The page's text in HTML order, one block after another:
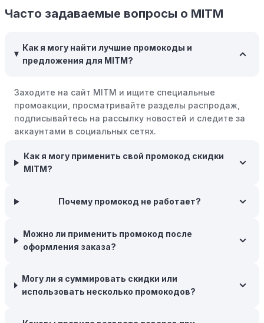
покупках. Накапливайте баллы и обменивайте их на
Совершать покупки во время распродаж:
Следите за
крупными распродажами, такими как "черная
розничные компании часто предлагают значительные
скидки.
Бросьте корзину:Если Вы не торопитесь с покупкой,
два. В некоторых случаях существует большая
вероятность того, что интернет-магазины, включая
время межсезонных распродаж, когда магазины
предлагают большие скидки, чтобы освободить
складские запасы. Планируйте заранее и покупайте
продаже.
Часто задаваемые вопросы о MITM
Как я могу найти лучшие промокоды и
предложения для MITM?
Заходите на сайт MITM и ищите специальные
промоакции, просматривайте разделы распродаж,
подписывайтесь на рассылку новостей и следите за
аккаунтами в социальных сетях.
Как я могу применить свой промокод скидки
MITM?
Почему промокод не работает?
Можно ли применить промокод после
оформления заказа?
Могу ли я суммировать скидки или
использовать несколько промокодов?